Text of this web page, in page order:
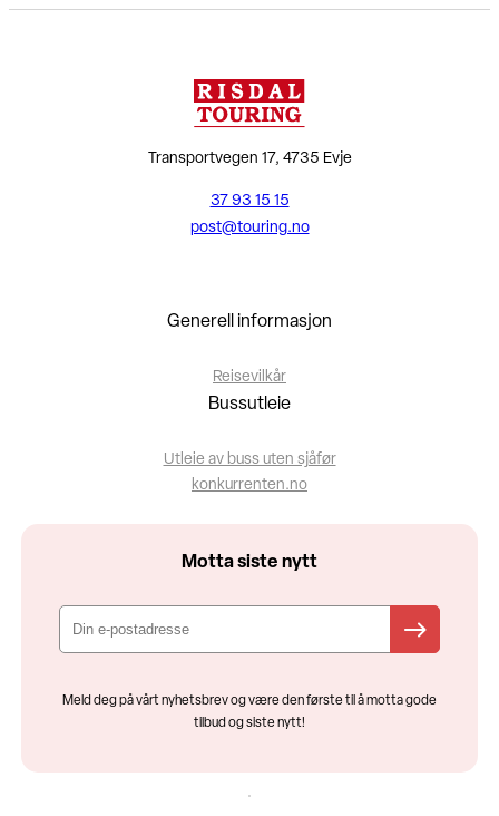
Transportvegen 17, 4735 Evje
37 93 15 15
post@touring.no
Generell informasjon
Reisevilkår
Bussutleie
Utleie av buss uten sjåfør
konkurrenten.no
Motta siste nytt
Meld deg på vårt nyhetsbrev og være den første til å motta gode
tilbud og siste nytt!